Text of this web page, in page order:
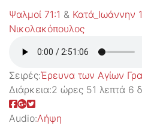
Ψαλμοί 71:1 & Κατά_Ιωάννην
Νικολακόπουλος
Σειρές:Έρευνα των Αγίων
Διάρκεια:2 ώρες 51 λεπτά 6
Audio:Λήψη